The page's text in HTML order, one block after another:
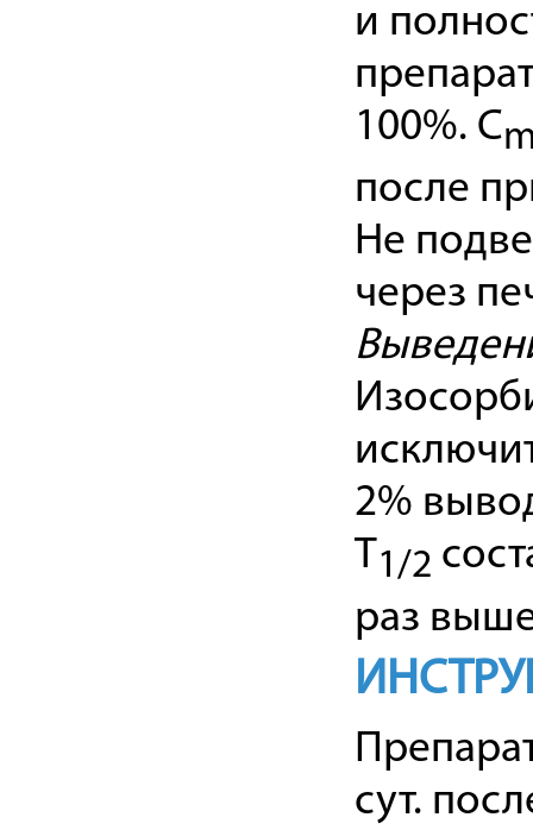
и
100%. C
после
Не
через
2%
T 1/2
раз
сут.